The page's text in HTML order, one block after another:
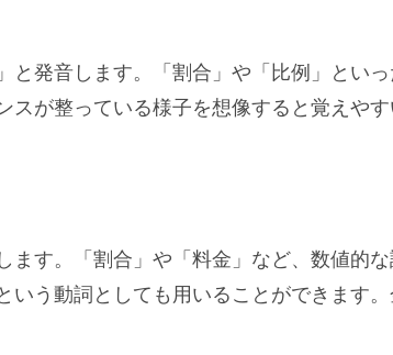
と発音します。「割合」や「比例」とい
スが整っている様子を想像すると覚えやす
ます。「割合」や「料金」など、数値的
いう動詞としても用いることができます